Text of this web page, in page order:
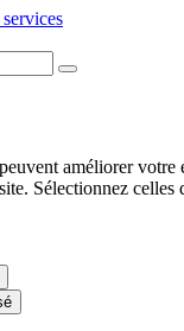
améliorer votre
Sélectionnez celles